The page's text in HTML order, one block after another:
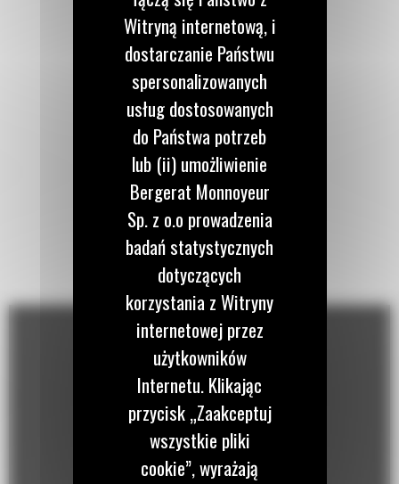
Witryną internetową, i
dostarczanie Państwu
spersonalizowanych
usług dostosowanych
do Państwa potrzeb
lub (ii) umożliwienie
Bergerat Monnoyeur
Sp. z o.o prowadzenia
badań statystycznych
dotyczących
korzystania z Witryny
internetowej przez
użytkowników
Internetu. Klikając
przycisk „Zaakceptuj
wszystkie pliki
cookie”, wyrażają